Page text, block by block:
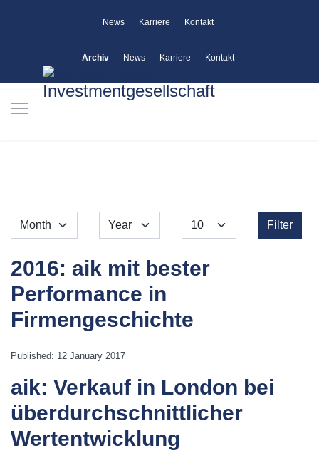
News Karriere Kontakt
Archiv News Karriere Kontakt
Filters
Month Year Display #
Filter
2016: aik mit bester
Performance in
Firmengeschichte
Published: 12 January 2017
aik: Verkauf in London bei
überdurchschnittlicher
Wertentwicklung